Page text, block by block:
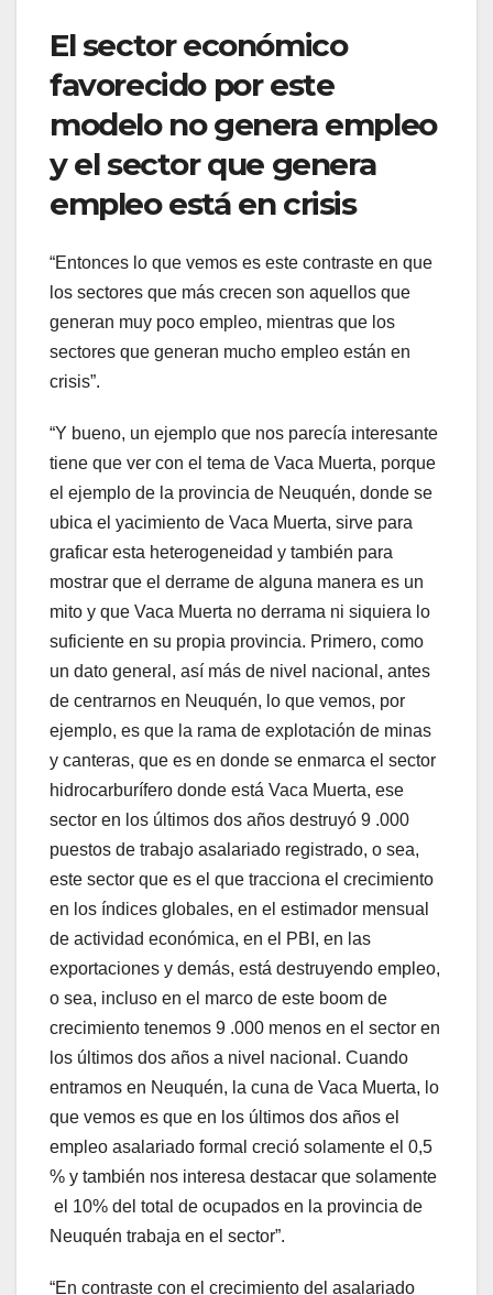
El sector económico
favorecido por este
modelo no genera empleo
y el sector que genera
empleo está en crisis
“Entonces lo que vemos es este contraste en que
los sectores que más crecen son aquellos que
generan muy poco empleo, mientras que los
sectores que generan mucho empleo están en
crisis”.
“Y bueno, un ejemplo que nos parecía interesante
tiene que ver con el tema de Vaca Muerta, porque
el ejemplo de la provincia de Neuquén, donde se
ubica el yacimiento de Vaca Muerta, sirve para
graficar esta heterogeneidad y también para
mostrar que el derrame de alguna manera es un
mito y que Vaca Muerta no derrama ni siquiera lo
suficiente en su propia provincia. Primero, como
un dato general, así más de nivel nacional, antes
de centrarnos en Neuquén, lo que vemos, por
ejemplo, es que la rama de explotación de minas
y canteras, que es en donde se enmarca el sector
hidrocarburífero donde está Vaca Muerta, ese
sector en los últimos dos años destruyó 9 .000
puestos de trabajo asalariado registrado, o sea,
este sector que es el que tracciona el crecimiento
en los índices globales, en el estimador mensual
de actividad económica, en el PBI, en las
exportaciones y demás, está destruyendo empleo,
o sea, incluso en el marco de este boom de
crecimiento tenemos 9 .000 menos en el sector en
los últimos dos años a nivel nacional. Cuando
entramos en Neuquén, la cuna de Vaca Muerta, lo
que vemos es que en los últimos dos años el
empleo asalariado formal creció solamente el 0,5
% y también nos interesa destacar que solamente
el 10% del total de ocupados en la provincia de
Neuquén trabaja en el sector”.
“En contraste con el crecimiento del asalariado